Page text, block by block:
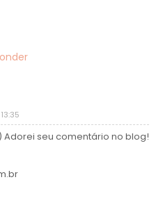
Adorei seu comentário no blog!